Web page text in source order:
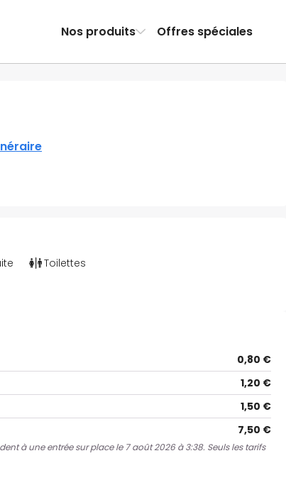
Nos produits Offres spéciales
Toilettes
0,80 €
1,20 €
1,50 €
7,50 €
à une entrée sur place le 7 août 2026 à 3:38. Seuls les tarifs